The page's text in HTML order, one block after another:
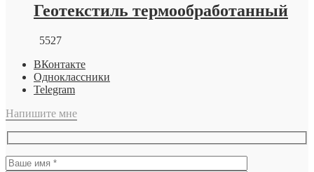
Геотекстиль термообработанный
5527
ВКонтакте
Одноклассники
Telegram
Напишите мне